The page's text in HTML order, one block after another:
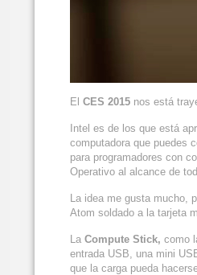
El CES 2015 nos está
Intel es de los que está
computadora que puedes
para programadores con
Operativo al alcance de
La idea me gusta mucho,
Atom soldado a la tarjeta
La Compute Stick, como
entrada USB, una mini
que la carga pueda